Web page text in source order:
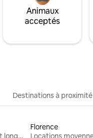
Animaux
acceptés
Destinations à proximité
Locations moyenne et longue durée
Florence